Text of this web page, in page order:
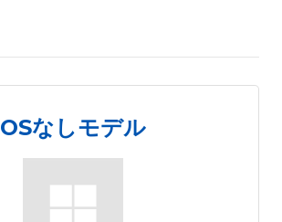
OSなしモデル